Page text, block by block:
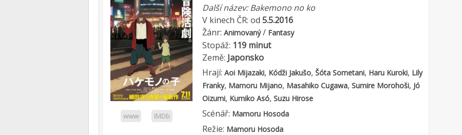
www IMDb
Další název: Bakemono no ko
V kinech ČR: od 5.5.2016
Žánr: Animovaný/ Fantasy
Stopáž: 119 minut
Země: Japonsko
Hrají: Aoi Mijazaki, Kódži Jakušo, Šóta Sometani, Haru Kuroki, Lily
Franky, Mamoru Mijano, Masahiko Cugawa, Sumire Morohoši, Jó
Oizumi, Kumiko Asó, Suzu Hirose
Scénář: Mamoru Hosoda
Režie: Mamoru Hosoda